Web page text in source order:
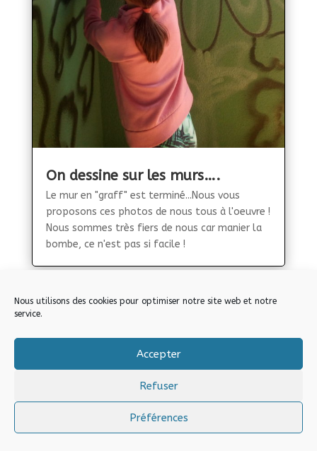
Nous utilisons des cookies pour optimiser notre site web et notre
service.
Accepter
Refuser
Préférences
On dessine sur les murs….
Le mur en "graff" est terminé...Nous vous
proposons ces photos de nous tous à l'oeuvre !
Nous sommes très fiers de nous car manier la
bombe, ce n'est pas si facile !